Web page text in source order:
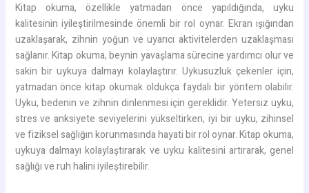
Kitap okuma, özellikle yatmadan önce yapıldığında, uyku
kalitesinin iyileştirilmesinde önemli bir rol oynar. Ekran ışığından
uzaklaşarak, zihnin yoğun ve uyarıcı aktivitelerden uzaklaşması
sağlanır. Kitap okuma, beynin yavaşlama sürecine yardımcı olur ve
sakin bir uykuya dalmayı kolaylaştırır. Uykusuzluk çekenler için,
yatmadan önce kitap okumak oldukça faydalı bir yöntem olabilir.
Uyku, bedenin ve zihnin dinlenmesi için gereklidir. Yetersiz uyku,
stres ve anksiyete seviyelerini yükseltirken, iyi bir uyku, zihinsel
ve fiziksel sağlığın korunmasında hayati bir rol oynar. Kitap okuma,
uykuya dalmayı kolaylaştırarak ve uyku kalitesini artırarak, genel
sağlığı ve ruh halini iyileştirebilir.